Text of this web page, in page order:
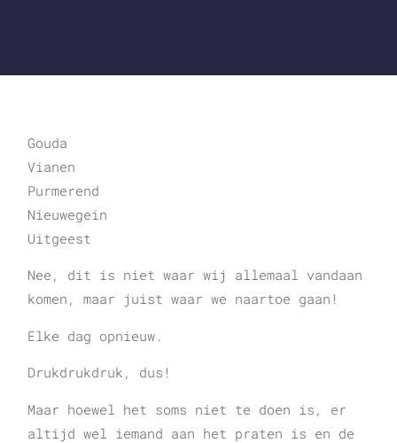
Gouda
Vianen
Purmerend
Nieuwegein
Uitgeest
Nee, dit is niet waar wij allemaal vandaan
komen, maar juist waar we naartoe gaan!
Elke dag opnieuw.
Drukdrukdruk, dus!
Maar hoewel het soms niet te doen is, er
altijd wel iemand aan het praten is en de